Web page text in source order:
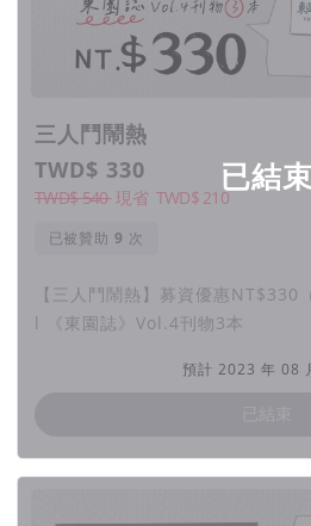
北萬華有著大家熟悉的西門町商圈；
舺」，這個區域保留許多古蹟與寺廟
著往西南移動一些，就能來到南萬華
叫 —— 「加蚋仔」。
「加蚋仔」名稱源於早期居住於此的
中，加蚋仔在凱達格蘭語中為「沼澤
壤肥沃，因此先民得以依水而居，形
利，同時保有地方獨特的歷史脈絡與
已結束
三人鬥鬧熱
TWD$ 330
TWD$ 540 現省 TWD$ 210
已被贊助 次
【三人鬥鬧熱】募資優惠NT$330
l 《東園誌》Vol.4刊物3本
預計 2023 年 08